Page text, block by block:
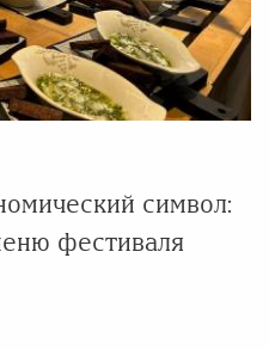
символ:
фестиваля